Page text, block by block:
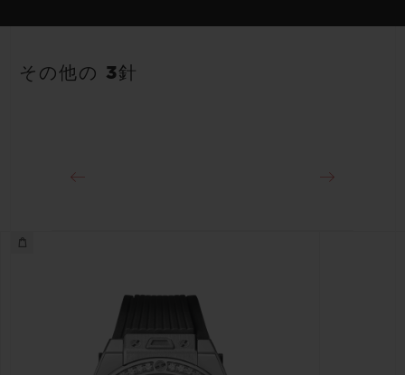
40時間
ストラップ
その他の 3針